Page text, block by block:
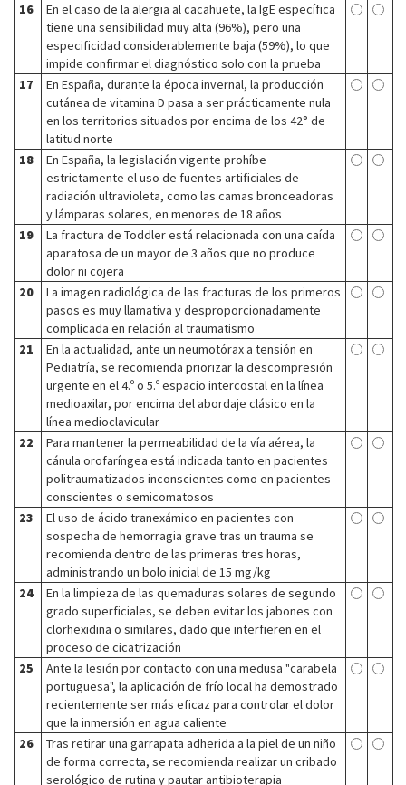
16
En el caso de la alergia al cacahuete, la IgE específica
tiene una sensibilidad muy alta (96%), pero una
especificidad considerablemente baja (59%), lo que
impide confirmar el diagnóstico solo con la prueba
17
En España, durante la época invernal, la producción
cutánea de vitamina D pasa a ser prácticamente nula
en los territorios situados por encima de los 42° de
latitud norte
18
En España, la legislación vigente prohíbe
estrictamente el uso de fuentes artificiales de
radiación ultravioleta, como las camas bronceadoras
y lámparas solares, en menores de 18 años
19
La fractura de Toddler está relacionada con una caída
aparatosa de un mayor de 3 años que no produce
dolor ni cojera
20
La imagen radiológica de las fracturas de los primeros
pasos es muy llamativa y desproporcionadamente
complicada en relación al traumatismo
21
En la actualidad, ante un neumotórax a tensión en
Pediatría, se recomienda priorizar la descompresión
urgente en el 4.º o 5.º espacio intercostal en la línea
medioaxilar, por encima del abordaje clásico en la
línea medioclavicular
22
Para mantener la permeabilidad de la vía aérea, la
cánula orofaríngea está indicada tanto en pacientes
politraumatizados inconscientes como en pacientes
conscientes o semicomatosos
23
El uso de ácido tranexámico en pacientes con
sospecha de hemorragia grave tras un trauma se
recomienda dentro de las primeras tres horas,
administrando un bolo inicial de 15 mg/kg
24
En la limpieza de las quemaduras solares de segundo
grado superficiales, se deben evitar los jabones con
clorhexidina o similares, dado que interfieren en el
proceso de cicatrización
25
Ante la lesión por contacto con una medusa "carabela
portuguesa", la aplicación de frío local ha demostrado
recientemente ser más eficaz para controlar el dolor
que la inmersión en agua caliente
26
Tras retirar una garrapata adherida a la piel de un niño
de forma correcta, se recomienda realizar un cribado
serológico de rutina y pautar antibioterapia